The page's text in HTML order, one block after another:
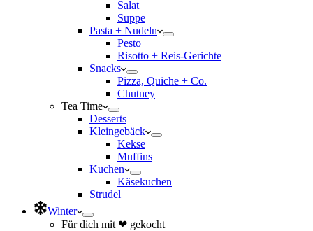
Salat
Suppe
Pasta + Nudeln
Pesto
Risotto + Reis-Gerichte
Snacks
Pizza, Quiche + Co.
Chutney
Tea Time
Desserts
Kleingebäck
Kekse
Muffins
Kuchen
Käsekuchen
Strudel
Winter
Für dich mit ❤ gekocht